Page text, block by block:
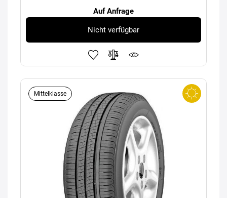
Auf Anfrage
Nicht verfügbar
Mittelklasse